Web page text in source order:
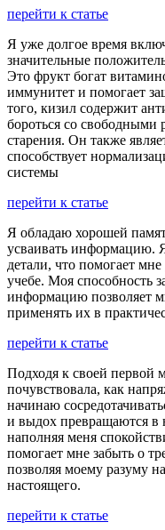
перейти к статье
Я уже долгое время
значительные
Это фрукт богат
иммунитет и помогает
того, кизил содержит
бороться со свободными
старения. Он также
способствует
системы
перейти к статье
Я обладаю хорошей
усваивать информацию.
детали, что помогает
учебе. Моя способность
информацию позволяет
применять их в
перейти к статье
Подходя к своей первой
почувствовала, как
начинаю
и выдох превращаются в
наполняя меня
помогает мне забыть о
позволяя моему разуму
настоящего.
перейти к статье